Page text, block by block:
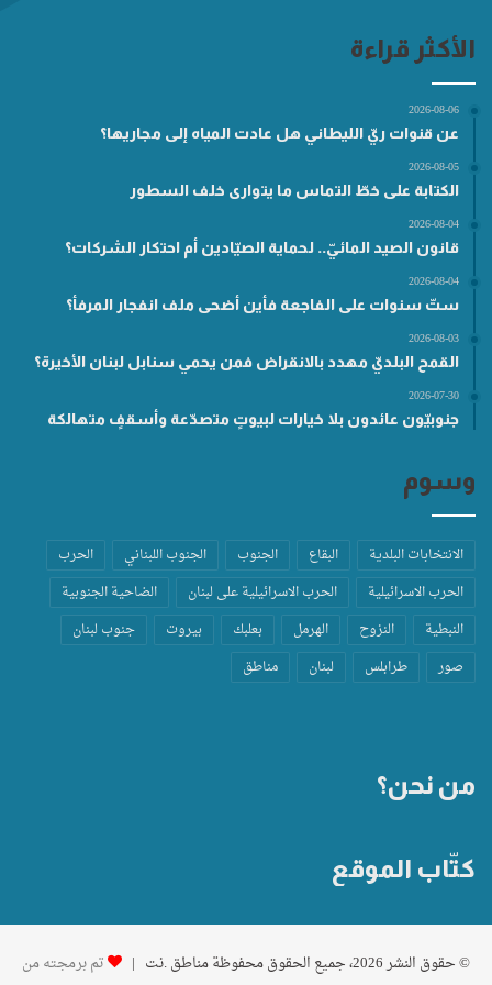
الأكثر قراءة
2026-08-06
عن قنوات ريّ الليطاني هل عادت المياه إلى مجاريها؟
2026-08-05
الكتابة على خطّ التماس ما يتوارى خلف السطور
2026-08-04
قانون الصيد المائيّ.. لحماية الصيّادين أم احتكار الشركات؟
2026-08-04
ستّ سنوات على الفاجعة فأين أضحى ملف انفجار المرفأ؟
2026-08-03
القمح البلديّ مهدد بالانقراض فمن يحمي سنابل لبنان الأخيرة؟
2026-07-30
جنوبيّون عائدون بلا خيارات لبيوتٍ متصدّعة وأسقفٍ متهالكة
وسوم
الانتخابات البلدية البقاع الجنوب الجنوب اللبناني
الحرب
الحرب الاسرائيلية
الحرب الاسرائيلية على لبنان
الضاحية الجنوبية
النبطية
النزوح الهرمل بعلبك بيروت
جنوب لبنان
صور
طرابلس لبنان مناطق
من نحن؟
كتّاب الموقع
© حقوق النشر 2026، جميع الحقوق محفوظة مناطق .نت |
تم برمجته من